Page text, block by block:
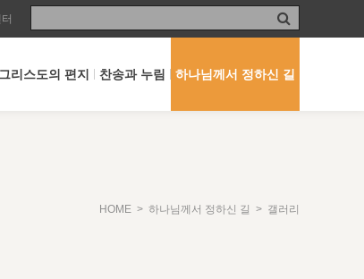
그리스도의 편지 찬송과 누림 하나님께서 정하신 길
HOME > 하나님께서 정하신 길 > 갤러리